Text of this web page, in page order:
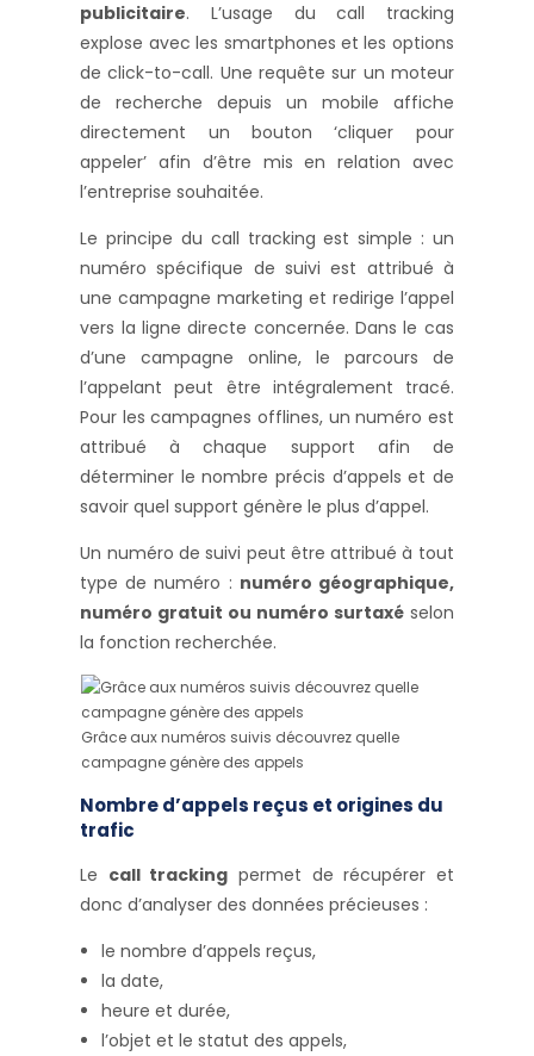
publicitaire. L’usage du call tracking
explose avec les smartphones et les options
de click-to-call. Une requête sur un moteur
de recherche depuis un mobile affiche
directement un bouton ‘cliquer pour
appeler’ afin d’être mis en relation avec
l’entreprise souhaitée.
Le principe du call tracking est simple : un
numéro spécifique de suivi est attribué à
une campagne marketing et redirige l’appel
vers la ligne directe concernée. Dans le cas
d’une campagne online, le parcours de
l’appelant peut être intégralement tracé.
Pour les campagnes offlines, un numéro est
attribué à chaque support afin de
déterminer le nombre précis d’appels et de
savoir quel support génère le plus d’appel.
Un numéro de suivi peut être attribué à tout
type de numéro : numéro géographique,
numéro gratuit ou numéro surtaxéselon
la fonction recherchée.
Grâce aux numéros suivis découvrez quelle
campagne génère des appels
Nombre d’appels reçus et origines du
trafic
Le call tracking permet de récupérer et
donc d’analyser des données précieuses :
le nombre d’appels reçus,
la date,
heure et durée,
l’objet et le statut des appels,